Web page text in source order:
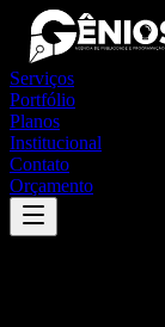
Serviços
Portfólio
Planos
Institucional
Contato
Orçamento